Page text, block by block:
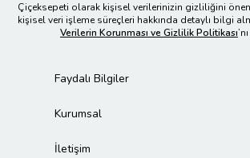
Çiçeksepeti olarak kişisel verilerinizin gizliliğini
kişisel veri işleme süreçleri hakkında detaylı bilgi
Verilerin Korunması ve Gizlilik Politikası
Faydalı Bilgiler
Kurumsal
İletişim